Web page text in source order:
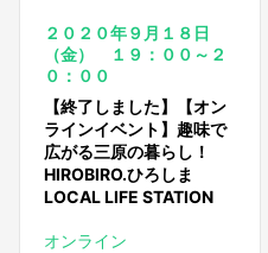
２０２０年９月１８日
（金） １９：００～２
０：００
【終了しました】【オン
ラインイベント】趣味で
広がる三原の暮らし！
HIROBIRO.ひろしま
LOCAL LIFE STATION
オンライン